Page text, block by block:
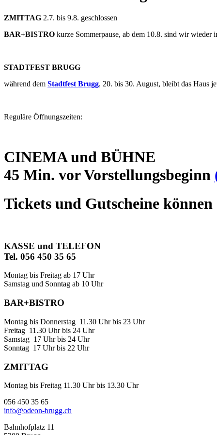
ZMITTAG 2.7. bis 9.8. geschlossen
BAR+BISTRO kurze Sommerpause, ab dem 10.8. sind wir wieder
STADTFEST BRUGG
während dem Stadtfest Brugg, 20. bis 30. August, bleibt das Haus
Reguläre Öffnungszeiten:
CINEMA und BÜHNE
45 Min. vor Vorstellungsbeginn
Tickets und Gutscheine
KASSE und TELEFON
Tel. 056 450 35 65
Montag bis Freitag ab 17 Uhr
Samstag und Sonntag ab 10 Uhr
BAR+BISTRO
Montag bis Donnerstag 11.30 Uhr bis 23 Uhr
Freitag 11.30 Uhr bis 24 Uhr
Samstag 17 Uhr bis 24 Uhr
Sonntag 17 Uhr bis 22 Uhr
ZMITTAG
Montag bis Freitag 11.30 Uhr bis 13.30 Uhr
056 450 35 65
info@odeon-brugg.ch
Bahnhofplatz 11